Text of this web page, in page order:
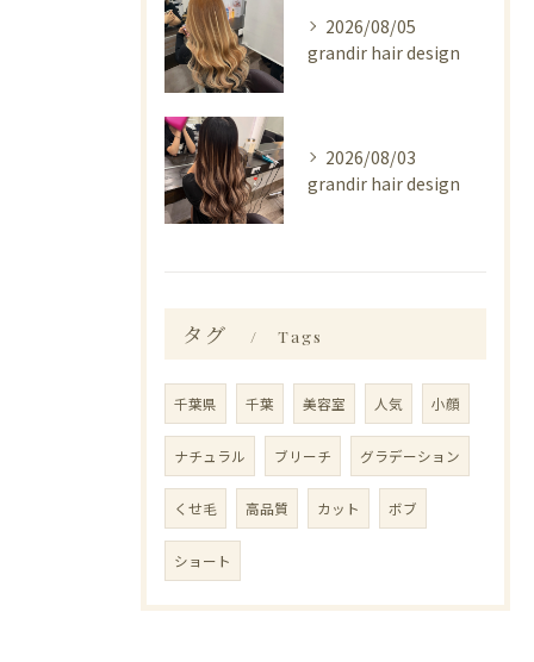
2026/08/05
grandir hair design
2026/08/03
grandir hair design
タグ Tags
千葉県 千葉 美容室 人気 小顔
ナチュラル ブリーチ グラデーション
くせ毛 高品質 カット ボブ
ショート